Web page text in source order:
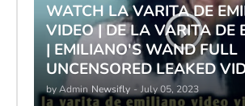
WATCH LA VARITA DE
VIDEO | DE LA VARITA DE
| EMILIANO'S WAND FULL
UNCENSORED LEAKED
by Admin Newsifly - July 05, 2023